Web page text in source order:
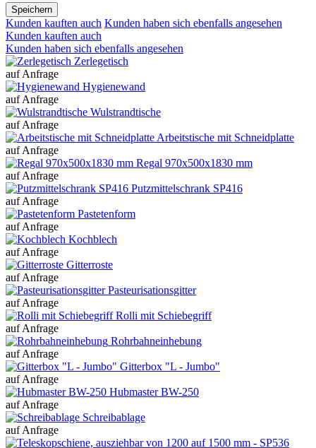
Speichern
Kunden kauften auch Kunden haben sich ebenfalls angesehen
Kunden kauften auch
Kunden haben sich ebenfalls angesehen
Zerlegetisch
auf Anfrage
Hygienewand
auf Anfrage
Wulstrandtische
auf Anfrage
Arbeitstische mit Schneidplatte
auf Anfrage
Regal 970x500x1830 mm
auf Anfrage
Putzmittelschrank SP416
auf Anfrage
Pastetenform
auf Anfrage
Kochblech
auf Anfrage
Gitterroste
auf Anfrage
Pasteurisationsgitter
auf Anfrage
Rolli mit Schiebegriff
auf Anfrage
Rohrbahneinhebung
auf Anfrage
Gitterbox "L - Jumbo"
auf Anfrage
Hubmaster BW-250
auf Anfrage
Schreibablage
auf Anfrage